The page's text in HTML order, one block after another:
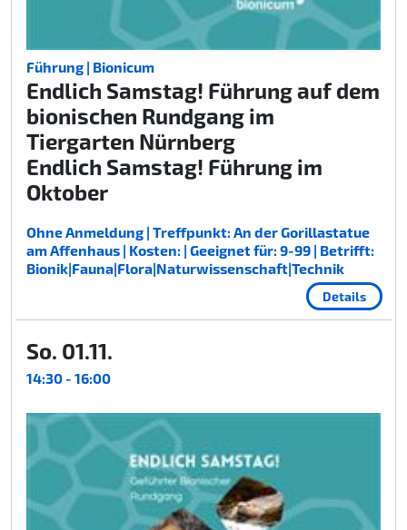
Führung | Bionicum
Endlich Samstag! Führung auf dem
bionischen Rundgang im
Tiergarten Nürnberg
Endlich Samstag! Führung im
Oktober
Ohne Anmeldung | Treffpunkt: An der Gorillastatue
am Affenhaus | Kosten: | Geeignet für: 9-99 | Betrifft:
Bionik|Fauna|Flora|Naturwissenschaft|Technik
Details
So. 01.11.
14:30 - 16:00